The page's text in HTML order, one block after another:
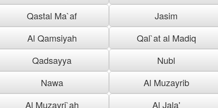
Qastal Ma`af
Jasim
Al Qamsiyah
Qal`at al Madiq
Qadsayya
Nubl
Nawa
Al Muzayrib
Al Muzayri`ah
Al Jala'